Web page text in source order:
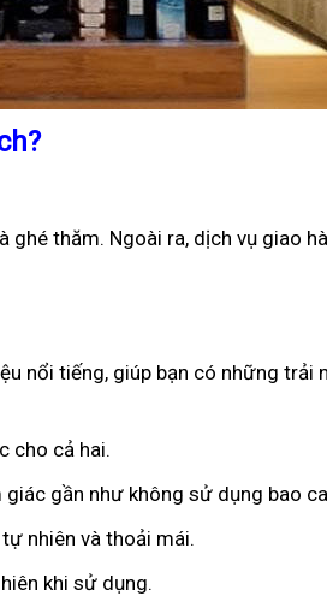
thăm. Ngoài ra, dịch vụ giao
nổi tiếng, giúp bạn có những trải
cho cả hai.
gần như không sử dụng bao
nhiên và thoải mái.
khi sử dụng.